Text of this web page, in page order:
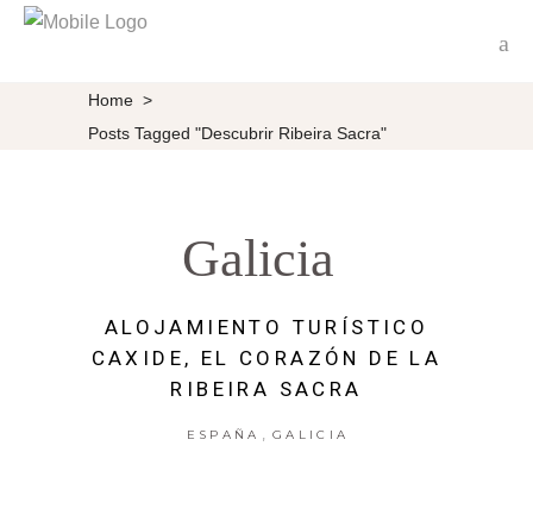
Home >
Posts Tagged "Descubrir Ribeira Sacra"
Galicia
ALOJAMIENTO TURÍSTICO
CAXIDE, EL CORAZÓN DE LA
RIBEIRA SACRA
ESPAÑA GALICIA